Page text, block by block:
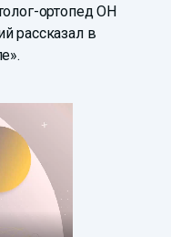
ортопед ОН
рассказал в